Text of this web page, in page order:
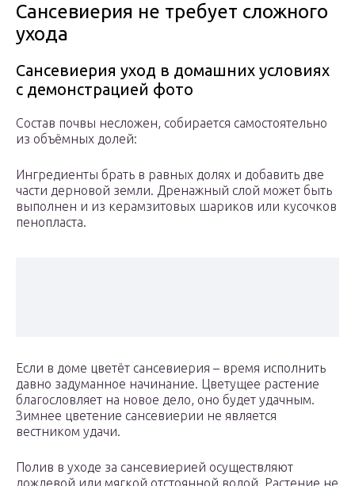
Сансевиерия не требует сложного
ухода
Сансевиерия уход в домашних условиях
с демонстрацией фото
Состав почвы несложен, собирается самостоятельно
из объёмных долей:
Ингредиенты брать в равных долях и добавить две
части дерновой земли. Дренажный слой может быть
выполнен и из керамзитовых шариков или кусочков
пенопласта.
Если в доме цветёт сансевиерия – время исполнить
давно задуманное начинание. Цветущее растение
благословляет на новое дело, оно будет удачным.
Зимнее цветение сансевиерии не является
вестником удачи.
Полив в уходе за сансевиерией осуществляют
дождевой или мягкой отстоянной водой. Растение не